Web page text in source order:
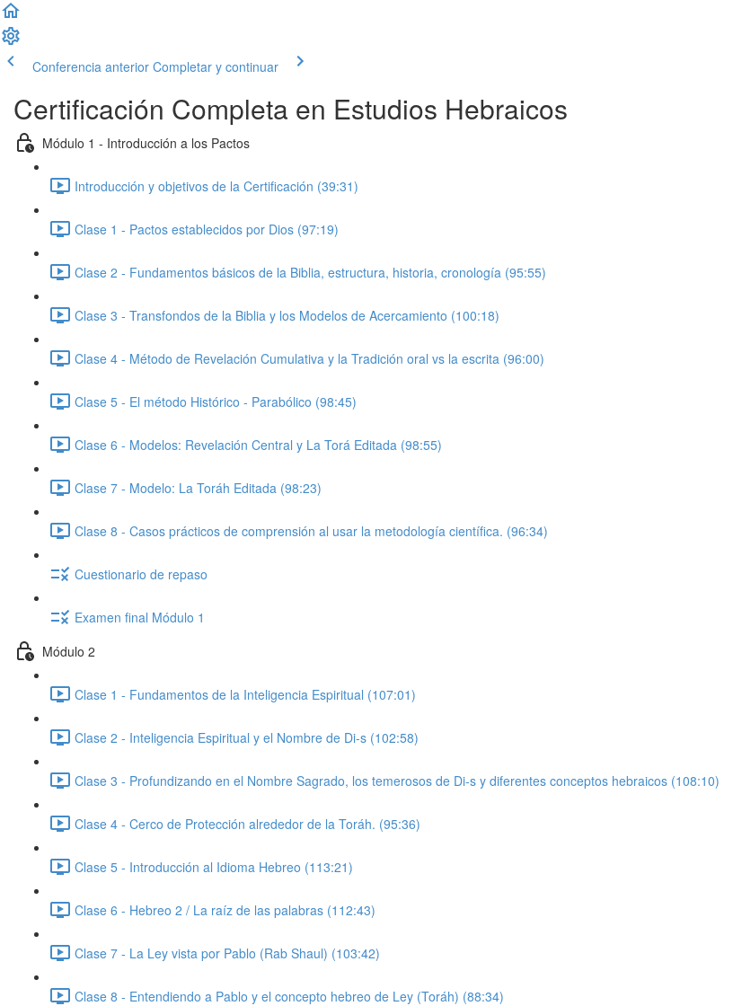
Conferencia anterior Completar y continuar
Certificación Completa en Estudios Hebraicos
Módulo 1 - Introducción a los Pactos
Introducción y objetivos de la Certificación (39:31)
Clase 1 - Pactos establecidos por Dios (97:19)
Clase 2 - Fundamentos básicos de la Biblia, estructura, historia, cronología (95:55)
Clase 3 - Transfondos de la Biblia y los Modelos de Acercamiento (100:18)
Clase 4 - Método de Revelación Cumulativa y la Tradición oral vs la escrita (96:00)
Clase 5 - El método Histórico - Parabólico (98:45)
Clase 6 - Modelos: Revelación Central y La Torá Editada (98:55)
Clase 7 - Modelo: La Toráh Editada (98:23)
Clase 8 - Casos prácticos de comprensión al usar la metodología científica. (96:34)
Cuestionario de repaso
Examen final Módulo 1
Módulo 2
Clase 1 - Fundamentos de la Inteligencia Espiritual (107:01)
Clase 2 - Inteligencia Espiritual y el Nombre de Di-s (102:58)
Clase 3 - Profundizando en el Nombre Sagrado, los temerosos de Di-s y diferentes conceptos hebraicos (108:10)
Clase 4 - Cerco de Protección alrededor de la Toráh. (95:36)
Clase 5 - Introducción al Idioma Hebreo (113:21)
Clase 6 - Hebreo 2 / La raíz de las palabras (112:43)
Clase 7 - La Ley vista por Pablo (Rab Shaul) (103:42)
Clase 8 - Entendiendo a Pablo y el concepto hebreo de Ley (Toráh) (88:34)